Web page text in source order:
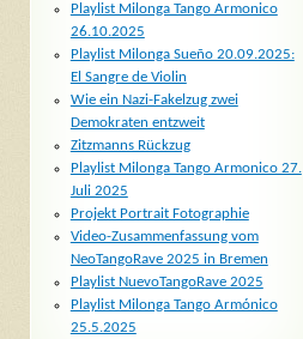
Playlist Milonga Tango Armonico
26.10.2025
Playlist Milonga Sueño 20.09.2025:
El Sangre de Violin
Wie ein Nazi-Fakelzug zwei
Demokraten entzweit
Zitzmanns Rückzug
Playlist Milonga Tango Armonico 27.
Juli 2025
Projekt Portrait Fotographie
Video-Zusammenfassung vom
NeoTangoRave 2025 in Bremen
Playlist NuevoTangoRave 2025
Playlist Milonga Tango Armónico
25.5.2025